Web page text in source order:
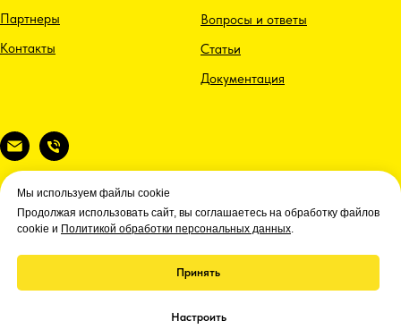
Мы используем файлы cookie
Продолжая использовать сайт, вы соглашаетесь на обработку файлов
cookie и Политикой обработки персональных данных.
Принять
Настроить
Партнеры
Контакты
Вопросы и ответы
Статьи
Документация